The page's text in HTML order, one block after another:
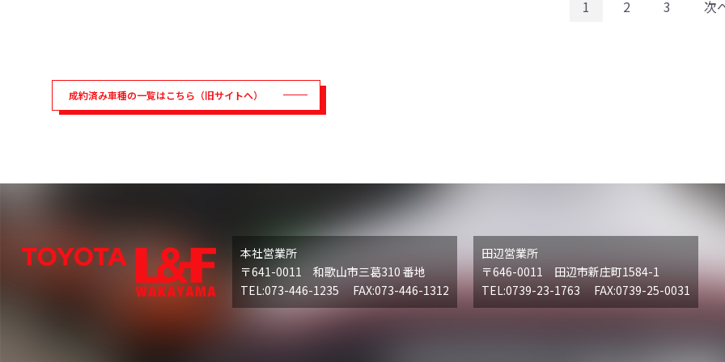
1 2 3 次
成約済み車種の一覧はこちら（旧サイトへ）
本社営業所
〒641-0011 和歌山市三葛310 番地
TEL:073-446-1235 FAX:073-446-1312
田辺営業所
〒646-0011 田辺市新庄町1584-1
TEL:0739-23-1763 FAX:0739-25-0031